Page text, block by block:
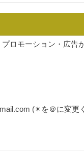
ロモーション・広告
(✴︎を＠に変更